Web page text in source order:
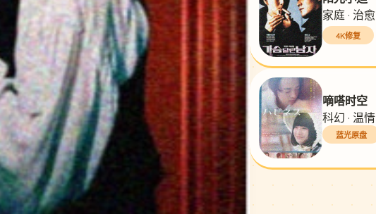
家庭 · 治愈
4K修复
嘀嗒时空
科幻 · 温情
蓝光原盘